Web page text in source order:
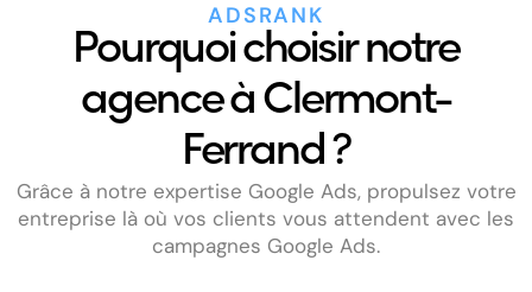
ADSRANK
Pourquoi choisir notre
agence à Clermont-
Ferrand ?
Grâce à notre expertise Google Ads, propulsez votre
entreprise là où vos clients vous attendent avec les
campagnes Google Ads.